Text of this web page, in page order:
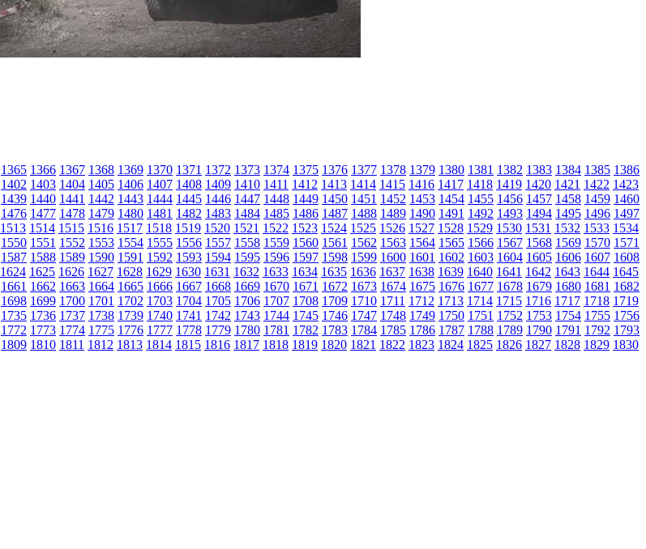
1365 1366 1367 1368 1369 1370 1371 1372 1373 1374 1375 1376 1377 1378 1379 1380 1381 1382 1383 1384 1385 1386
1402 1403 1404 1405 1406 1407 1408 1409 1410 1411 1412 1413 1414 1415 1416 1417 1418 1419 1420 1421 1422 1423
1439 1440 1441 1442 1443 1444 1445 1446 1447 1448 1449 1450 1451 1452 1453 1454 1455 1456 1457 1458 1459 1460
1476 1477 1478 1479 1480 1481 1482 1483 1484 1485 1486 1487 1488 1489 1490 1491 1492 1493 1494 1495 1496 1497
1513 1514 1515 1516 1517 1518 1519 1520 1521 1522 1523 1524 1525 1526 1527 1528 1529 1530 1531 1532 1533 1534
1550 1551 1552 1553 1554 1555 1556 1557 1558 1559 1560 1561 1562 1563 1564 1565 1566 1567 1568 1569 1570 1571
1587 1588 1589 1590 1591 1592 1593 1594 1595 1596 1597 1598 1599 1600 1601 1602 1603 1604 1605 1606 1607 1608
1624 1625 1626 1627 1628 1629 1630 1631 1632 1633 1634 1635 1636 1637 1638 1639 1640 1641 1642 1643 1644 1645
1661 1662 1663 1664 1665 1666 1667 1668 1669 1670 1671 1672 1673 1674 1675 1676 1677 1678 1679 1680 1681 1682
1698 1699 1700 1701 1702 1703 1704 1705 1706 1707 1708 1709 1710 1711 1712 1713 1714 1715 1716 1717 1718 1719
1735 1736 1737 1738 1739 1740 1741 1742 1743 1744 1745 1746 1747 1748 1749 1750 1751 1752 1753 1754 1755 1756
1772 1773 1774 1775 1776 1777 1778 1779 1780 1781 1782 1783 1784 1785 1786 1787 1788 1789 1790 1791 1792 1793
1809 1810 1811 1812 1813 1814 1815 1816 1817 1818 1819 1820 1821 1822 1823 1824 1825 1826 1827 1828 1829 1830